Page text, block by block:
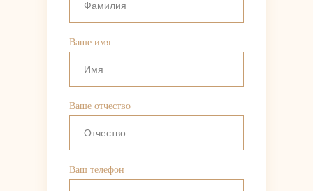
Ваше имя
Ваше отчество
Ваш телефон